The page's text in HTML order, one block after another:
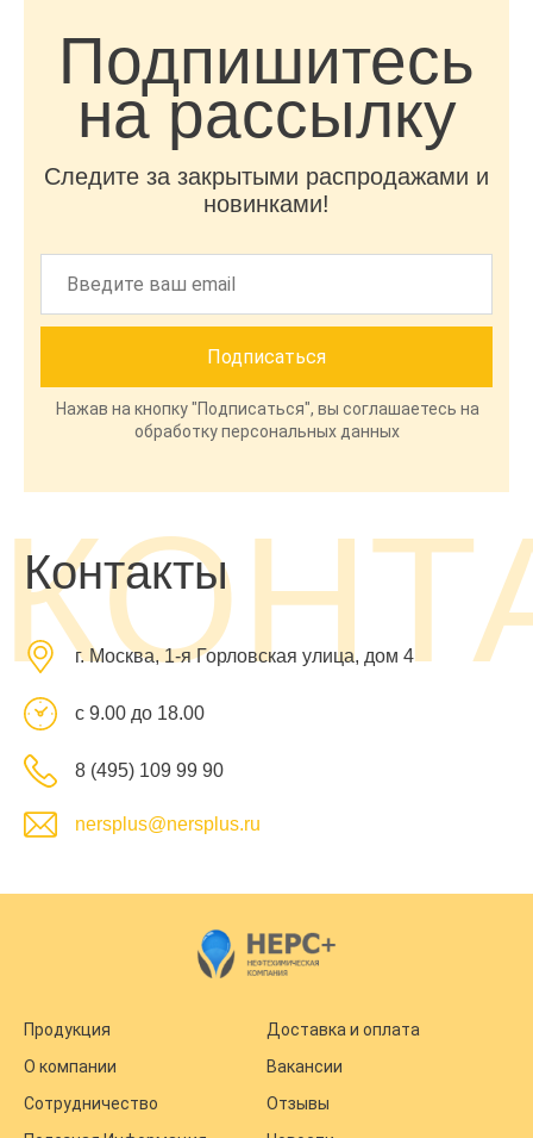
Подпишитесь
на рассылку
Следите за закрытыми распродажами и
новинками!
Нажав на кнопку "Подписаться", вы соглашаетесь на
обработку персональных данных
Контакты
г. Москва, 1-я Горловская улица, дом 4
с 9.00 до 18.00
8 (495) 109 99 90
nersplus@nersplus.ru
Продукция
Доставка и оплата
О компании
Вакансии
Сотрудничество
Отзывы